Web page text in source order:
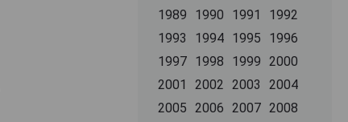
1989
1990 1991
1992
1993
1994 1995
1996
1997 1998 1999
2000
2001
2002 2003
2004
2005
2006 2007 2008